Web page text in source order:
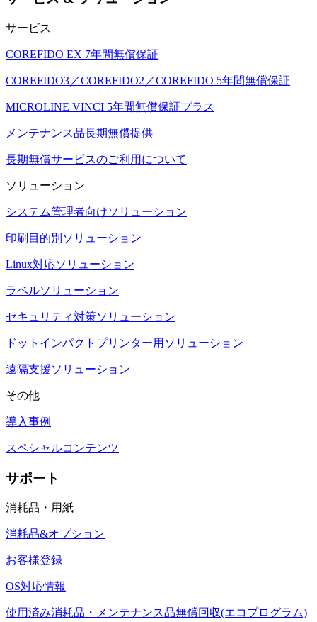
サービス
COREFIDO EX 7年間無償保証
COREFIDO3／COREFIDO2／COREFIDO 5年間無償保証
MICROLINE VINCI 5年間無償保証プラス
メンテナンス品長期無償提供
長期無償サービスのご利用について
ソリューション
システム管理者向けソリューション
印刷目的別ソリューション
Linux対応ソリューション
ラベルソリューション
セキュリティ対策ソリューション
ドットインパクトプリンター用ソリューション
遠隔支援ソリューション
その他
導入事例
スペシャルコンテンツ
サポート
消耗品・用紙
消耗品&オプション
お客様登録
OS対応情報
使用済み消耗品・メンテナンス品無償回収(エコプログラム)